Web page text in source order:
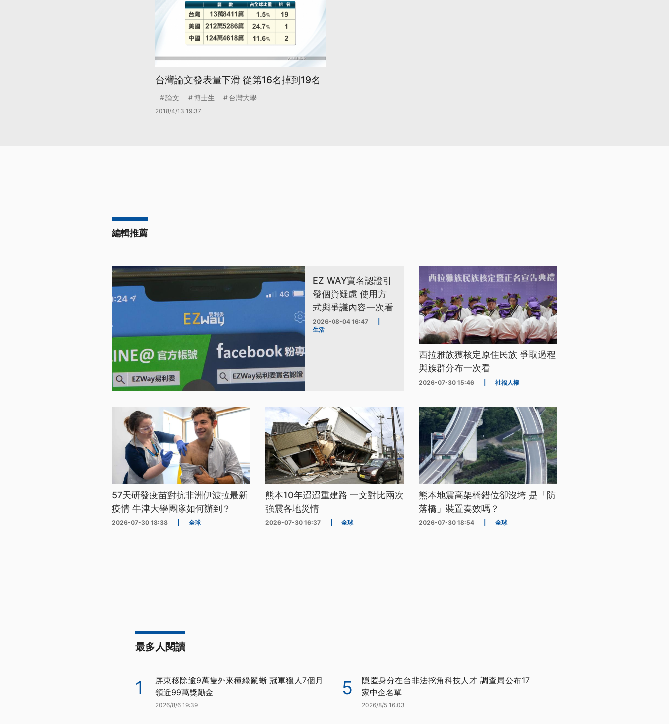
台灣論文發表量下滑 從第16名掉到19名
論文 博士生 台灣大學
2018/4/13 19:37
編輯推薦
EZ WAY實名認證引
發個資疑慮 使用方
式與爭議內容一次看
2026-08-04 16:47
生活
西拉雅族獲核定原住民族 爭取過程
與族群分布一次看
2026-07-30 15:46 社福人權
57天研發疫苗對抗非洲伊波拉最新
疫情 牛津大學團隊如何辦到？
2026-07-30 18:38 全球
熊本10年迢迢重建路 一文對比兩次
強震各地災情
2026-07-30 16:37 全球
熊本地震高架橋錯位卻沒垮 是「防
落橋」裝置奏效嗎？
2026-07-30 18:54 全球
最多人閱讀
1
屏東移除逾9萬隻外來種綠鬣蜥 冠軍獵人7個月
領近99萬獎勵金
2026/8/6 19:39
5
隱匿身分在台非法挖角科技人才 調查局公布17
家中企名單
2026/8/5 16:03